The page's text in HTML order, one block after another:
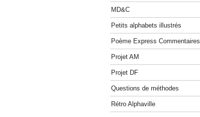
MD&C
Petits alphabets illustrés
Poème Express Commentaires
Projet AM
Projet DF
Questions de méthodes
Rétro Alphaville